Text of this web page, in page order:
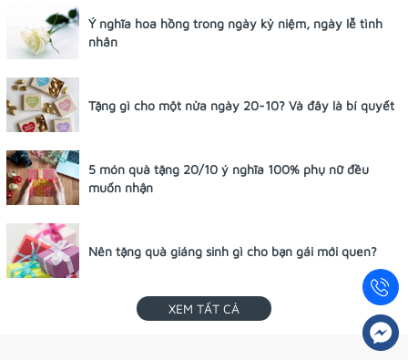
Ý nghĩa hoa hồng trong ngày kỷ niệm, ngày lễ tình
nhân
Tặng gì cho một nửa ngày 20-10? Và đây là bí quyết
5 món quà tặng 20/10 ý nghĩa 100% phụ nữ đều
muốn nhận
Nên tặng quà giáng sinh gì cho bạn gái mới quen?
XEM TẤT CẢ